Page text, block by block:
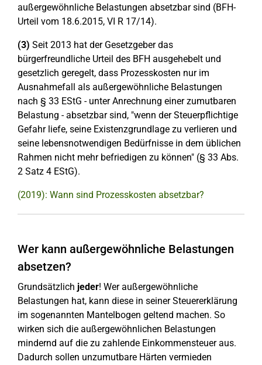
außergewöhnliche Belastungen absetzbar sind (BFH-
Urteil vom 18.6.2015, VI R 17/14).
(3) Seit 2013 hat der Gesetzgeber das
bürgerfreundliche Urteil des BFH ausgehebelt und
gesetzlich geregelt, dass Prozesskosten nur im
Ausnahmefall als außergewöhnliche Belastungen
nach § 33 EStG - unter Anrechnung einer zumutbaren
Belastung - absetzbar sind, "wenn der Steuerpflichtige
Gefahr liefe, seine Existenzgrundlage zu verlieren und
seine lebensnotwendigen Bedürfnisse in dem üblichen
Rahmen nicht mehr befriedigen zu können" (§ 33 Abs.
2 Satz 4 EStG).
(2019): Wann sind Prozesskosten absetzbar?
Wer kann außergewöhnliche Belastungen
absetzen?
Grundsätzlich jeder! Wer außergewöhnliche
Belastungen hat, kann diese in seiner Steuererklärung
im sogenannten Mantelbogen geltend machen. So
wirken sich die außergewöhnlichen Belastungen
mindernd auf die zu zahlende Einkommensteuer aus.
Dadurch sollen unzumutbare Härten vermieden